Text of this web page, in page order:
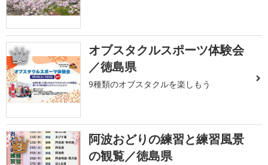
2
オブスタクルスポーツ体験会
／徳島県
9種類のオブスタクルを楽しもう
3
阿波おどりの練習と練習風景
の観覧／徳島県